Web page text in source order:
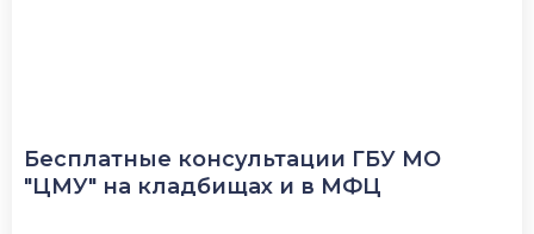
Бесплатные консультации ГБУ МО
"ЦМУ" на кладбищах и в МФЦ